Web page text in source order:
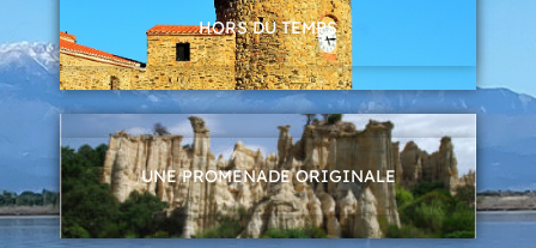
HORS DU TEMPS
UNE PROMENADE ORIGINALE